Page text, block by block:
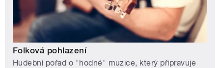
Folková pohlazení
Hudební pořad o "hodné" muzice, který připravuje